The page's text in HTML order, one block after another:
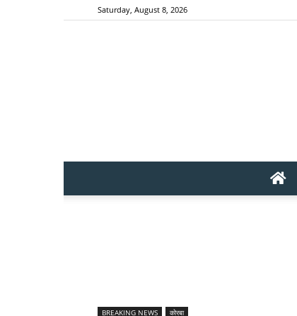
Saturday, August 8, 2026
BREAKING NEWS कोरबा